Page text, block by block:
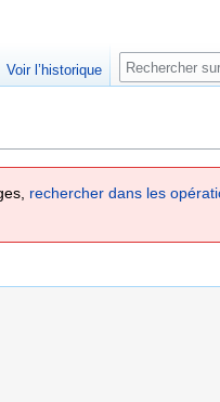
rechercher dans les
Voir l’historique